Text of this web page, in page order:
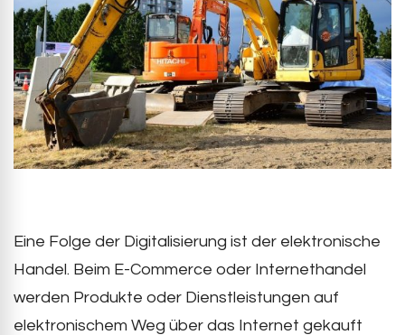
Eine Folge der Digitalisierung ist der elektronische
Handel. Beim E-Commerce oder Internethandel
werden Produkte oder Dienstleistungen auf
elektronischem Weg über das Internet gekauft